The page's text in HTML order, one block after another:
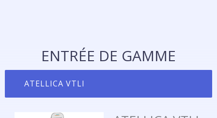
ENTRÉE DE GAMME
ATELLICA VTLI